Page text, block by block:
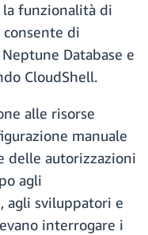
funzionalità di
consente di
Database e
CloudShell.
alle risorse
manuale
delle autorizzazioni
agli
agli sviluppatori e
interrogare i